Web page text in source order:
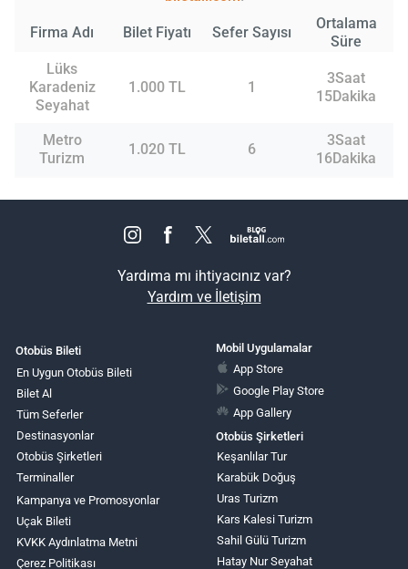
Firma Adı Bilet Fiyatı Sefer Sayısı
Ortalama
Süre
Lüks
Karadeniz
Seyahat
1.000 TL 1
3Saat
15Dakika
Metro
Turizm
1.020 TL 6
3Saat
16Dakika
Yardıma mı ihtiyacınız var?
Yardım ve İletişim
Otobüs Bileti
En Uygun Otobüs Bileti
Bilet Al
Tüm Seferler
Destinasyonlar
Otobüs Şirketleri
Terminaller
Kampanya ve Promosyonlar
Uçak Bileti
KVKK Aydınlatma Metni
Çerez Politikası
Mobil Uygulamalar
App Store
Google Play Store
App Gallery
Otobüs Şirketleri
Keşanlılar Tur
Karabük Doğuş
Uras Turizm
Kars Kalesi Turizm
Sahil Gülü Turizm
Hatay Nur Seyahat